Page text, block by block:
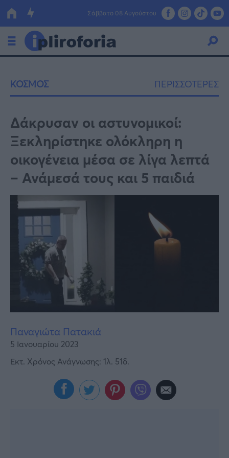
Σάββατο 08 Αυγούστου
Οικονομία
Πολιτική
Τράπεζες
Επιδοτήσεις
ΕΣΠΑ
Κόσμος
Lifestyle
Αθλητικά
Υγεία
Γυναίκα
Καιρός
ΚΟΣΜΟΣ ΠΕΡΙΣΣΟΤΕΡΕΣ
Δάκρυσαν οι αστυνομικοί:
Ξεκληρίστηκε ολόκληρη η
οικογένεια μέσα σε λίγα λεπτά
– Ανάμεσά τους και 5 παιδιά
Παναγιώτα Πατακιά
5 Ιανουαρίου 2023
Εκτ. Χρόνος Ανάγνωσης: 1λ. 51δ.